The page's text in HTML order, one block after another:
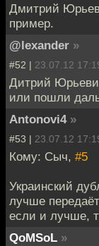
Дмитрий
пример.
@lexander »
#52 | 23.07.12
Дитрий
или пошли
Antonovi4 »
#53 | 23.07.12
Кому: Сыч, #5
Украинский
лучше
если и лучше,
QoMSoL »